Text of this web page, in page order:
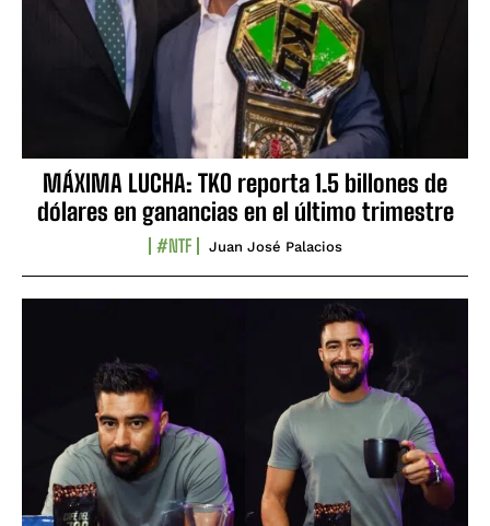
MÁXIMA LUCHA: TKO reporta 1.5 billones de
dólares en ganancias en el último trimestre
#NTF Juan José Palacios